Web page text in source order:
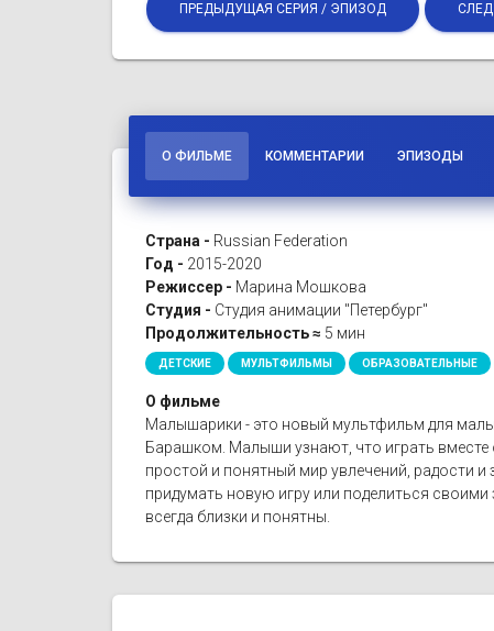
ПРЕДЫДУЩАЯ СЕРИЯ / ЭПИЗОД
О ФИЛЬМЕ КОММЕНТАРИИ ЭПИЗОДЫ
Страна - Russian Federation
Год - 2015-2020
Режиссер - Марина Мошкова
Студия - Студия анимации "Петербург"
Продолжительность ≈ 5 мин
ДЕТСКИЕ МУЛЬТФИЛЬМЫ ОБРАЗОВАТЕЛЬНЫЕ
О фильме
Малышарики - это новый мультфильм для
Барашком. Малыши узнают, что играть
простой и понятный мир увлечений, радости
придумать новую игру или поделиться
всегда близки и понятны.